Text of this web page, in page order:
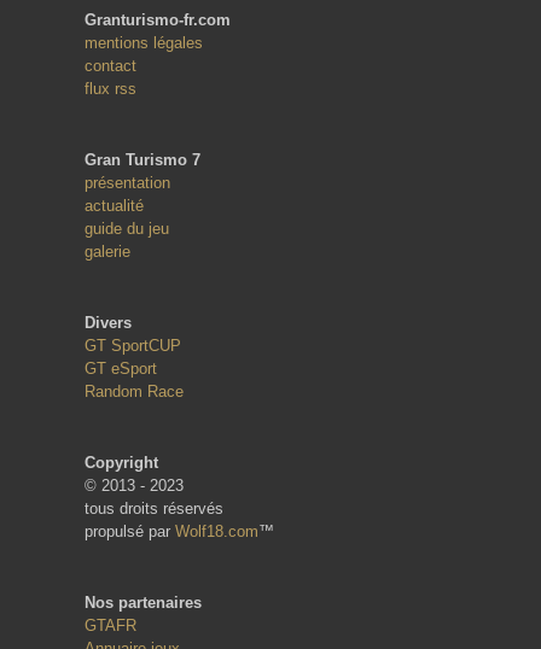
Granturismo-fr.com
mentions légales
contact
flux rss
Gran Turismo 7
présentation
actualité
guide du jeu
galerie
Divers
GT SportCUP
GT eSport
Random Race
Copyright
© 2013 - 2023
tous droits réservés
propulsé par Wolf18.com™
Nos partenaires
GTAFR